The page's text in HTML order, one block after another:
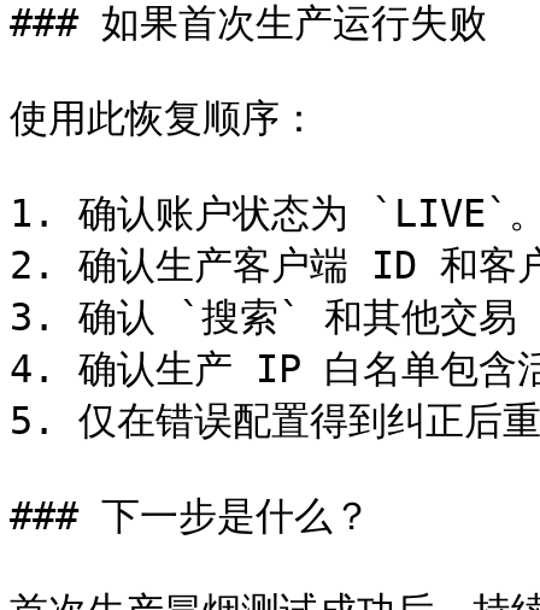
### 如果首次生产运行失败
使用此恢复顺序：
1. 确认账户状态为 `LIVE`
2. 确认生产客户端 ID 和客
3. 确认 `搜索` 和其他交易
4. 确认生产 IP 白名单包含
5. 仅在错误配置得到纠正后
### 下一步是什么？